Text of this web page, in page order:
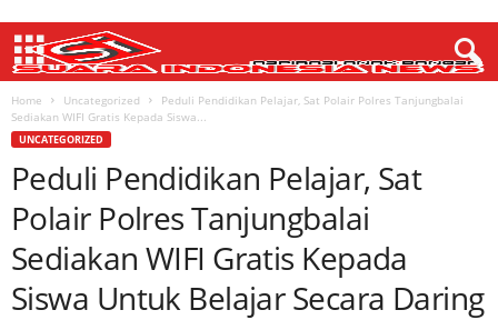
Home Uncategorized
Peduli Pendidikan Pelajar, Sat Polair Polres Tanjungbalai
Sediakan WIFI Gratis Kepada Siswa...
UNCATEGORIZED
Peduli Pendidikan Pelajar, Sat
Polair Polres Tanjungbalai
Sediakan WIFI Gratis Kepada
Siswa Untuk Belajar Secara Daring